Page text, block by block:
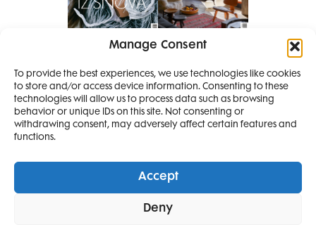
Manage Consent
To provide the best experiences, we use technologies like cookies
to store and/or access device information. Consenting to these
technologies will allow us to process data such as browsing
behavior or unique IDs on this site. Not consenting or
withdrawing consent, may adversely affect certain features and
functions.
Accept
Deny
Pretplati se na časopis
PRETPLATITE SE
Elle ProjectsElle Beauty AwardsElle Style Awards
LifestyleDecoration
SMANJI
4 IZDANJA
I 2 IZDANJA ELLE
DECORATIONA +
POKLON